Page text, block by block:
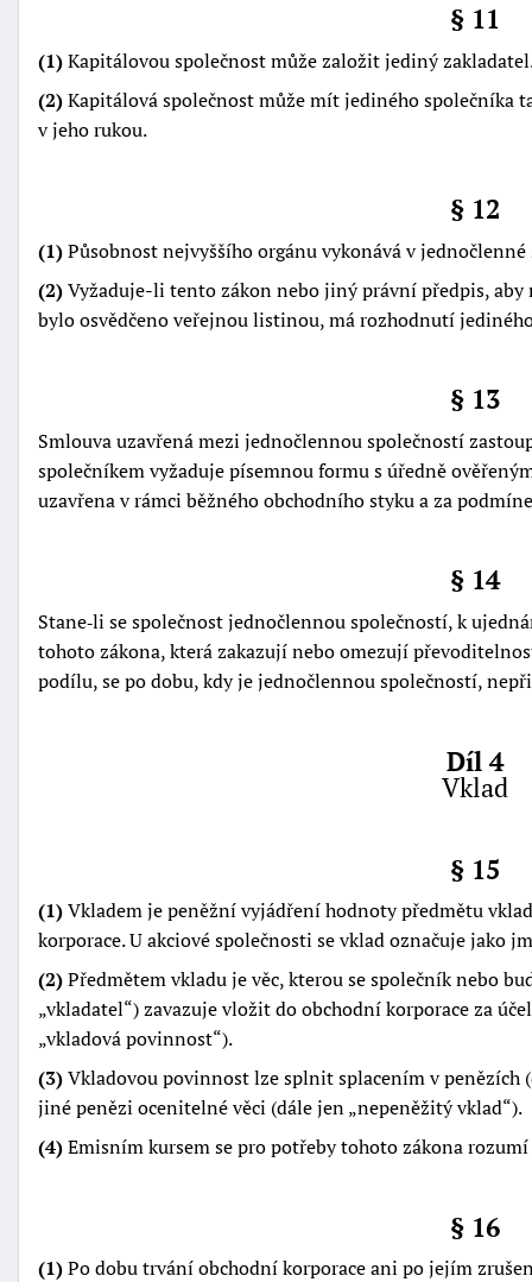
§ 11
(1)Kapitálovou společnost může založit jediný
(2)Kapitálová společnost může mít jediného společníka
v jeho rukou.
§ 12
(1)Působnost nejvyššího orgánu vykonává v
(2)Vyžaduje-li tento zákon nebo jiný právní předpis,
bylo osvědčeno veřejnou listinou, má rozhodnutí
§ 13
Smlouva uzavřená mezi jednočlennou společností
společníkem vyžaduje písemnou formu s úředně
uzavřena v rámci běžného obchodního styku a za
§ 14
Stane‑li se společnost jednočlennou společností, k
tohoto zákona, která zakazují nebo omezují
podílu, se po dobu, kdy je jednočlennou společností,
Díl 4
Vklad
§ 15
(1)Vkladem je peněžní vyjádření hodnoty předmětu
korporace. U akciové společnosti se vklad označuje jako
(2)Předmětem vkladu je věc, kterou se společník nebo
vkladatel ) zavazuje vložit do obchodní korporace za
vkladová povinnost ).
(3)Vkladovou povinnost lze splnit splacením v penězích
jiné penězi ocenitelné věci (dále jen nepeněžitý vklad ).
(4)Emisním kursem se pro potřeby tohoto zákona
§ 16
(1)Po dobu trvání obchodní korporace ani po jejím